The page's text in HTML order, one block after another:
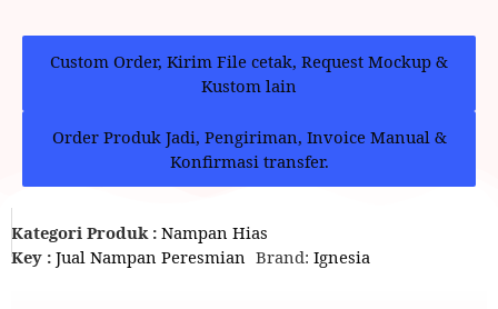
Custom Order, Kirim File cetak, Request Mockup &
Kustom lain
Order Produk Jadi, Pengiriman, Invoice Manual &
Konfirmasi transfer.
Kategori Produk : Nampan Hias
Key : Jual Nampan Peresmian Brand: Ignesia